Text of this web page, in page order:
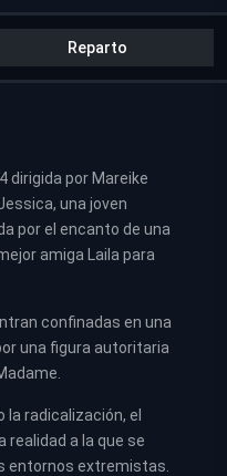
Reparto
dirigida por Mareike
una joven
por el encanto de una
amiga Laila para
confinadas en una
una figura autoritaria
la radicalización, el
realidad a la que se
entornos extremistas.